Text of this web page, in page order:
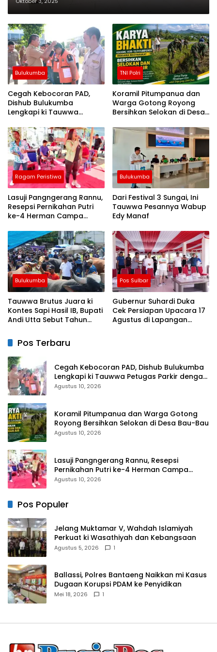
Bulukumba
Cegah Kebocoran PAD,
Dishub Bulukumba
Lengkapi ki Tauwwa
Rompi dan Tanda
Pengenal
TNI Polri
Koramil Pitumpanua dan
Warga Gotong Royong
Bersihkan Selokan di Desa
Ragam Peristiwa
Lasuji Pangngerang Rannu,
Resepsi Pernikahan Putri
ke-4 Herman Campa
Bulukumba
Dari Festival 3 Sungai, Ini
Tauwwa Pesannya Wabup
Edy Manaf
Bulukumba
Tauwwa Brutus Juara ki
Kontes Sapi Hasil IB, Bupati
Andi Utta Sebut Tahun
Lebih Besar
Pos Sulbar
Gubernur Suhardi Duka
Cek Persiapan Upacara 17
Agustus di Lapangan
Pos Terbaru
Cegah Kebocoran PAD, Dishub Bulukumba
Lengkapi ki Tauwwa Petugas Parkir dengan
Rompi dan Tanda Pengenal
Agustus 10, 2026
Koramil Pitumpanua dan Warga Gotong
Royong Bersihkan Selokan di Desa Bau-Bau
Agustus 10, 2026
Lasuji Pangngerang Rannu, Resepsi
Pernikahan Putri ke-4 Herman Campa
Dihadiri Seniman
Agustus 10, 2026
Pos Populer
Jelang Muktamar V, Wahdah Islamiyah
Perkuat ki Wasathiyah dan Kebangsaan
Agustus 5, 2026 1
Ballassi, Polres Bantaeng Naikkan mi Kasus
Dugaan Korupsi PDAM ke Penyidikan
Mei 18, 2026 1